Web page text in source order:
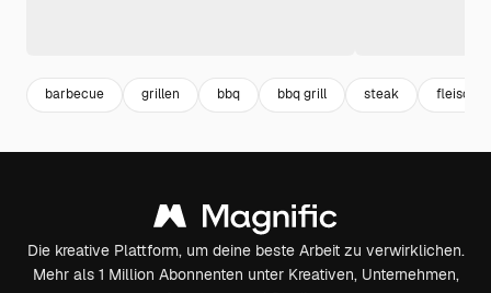
barbecue grillen bbq bbq grill steak fleisch
Die kreative Plattform, um deine beste Arbeit zu verwirklichen.
Mehr als 1 Million Abonnenten unter Kreativen, Unternehmen,